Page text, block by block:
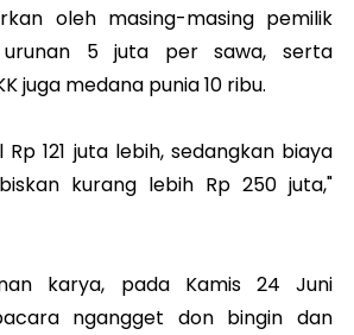
oleh masing-masing pemilik
urunan 5 juta per sawa, serta
juga medana punia 10 ribu.
121 juta lebih, sedangkan biaya
kurang lebih Rp 250 juta,"
karya, pada Kamis 24 Juni
ngangget don bingin dan